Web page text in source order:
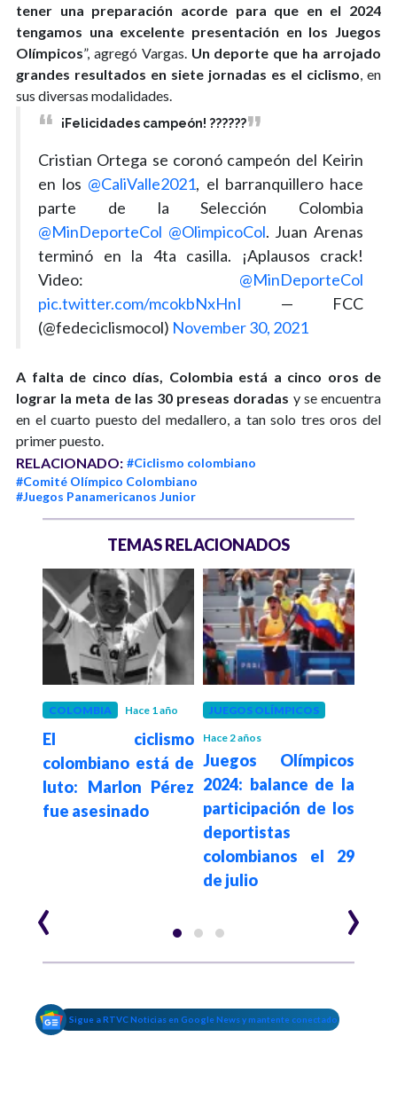
tener una preparación acorde para que en el 2024
tengamos una excelente presentación en los Juegos
Olímpicos”, agregó Vargas. Un deporte que ha arrojado
grandes resultados en siete jornadas es el ciclismo, en
sus diversas modalidades.
¡Felicidades campeón! ??????
Cristian Ortega se coronó campeón del Keirin
en los @CaliValle2021, el barranquillero hace
parte de la Selección Colombia
@MinDeporteCol @OlimpicoCol. Juan Arenas
terminó en la 4ta casilla. ¡Aplausos crack!
Video: @MinDeporteCol
pic.twitter.com/mcokbNxHnI — FCC
(@fedeciclismocol) November 30, 2021
A falta de cinco días, Colombia está a cinco oros de
lograr la meta de las 30 preseas doradas y se encuentra
en el cuarto puesto del medallero, a tan solo tres oros del
primer puesto.
RELACIONADO: #Ciclismo colombiano
#Comité Olímpico Colombiano
#Juegos Panamericanos Junior
TEMAS RELACIONADOS
COLOMBIA Hace 1 año
El ciclismo
colombiano está de
luto: Marlon Pérez
fue asesinado
JUEGOS OLÍMPICOS
Hace 2 años
Juegos Olímpicos
2024: balance de la
participación de los
deportistas
colombianos el 29
de julio
‹ ›
Sigue a RTVC Noticias en Google News y mantente conectado